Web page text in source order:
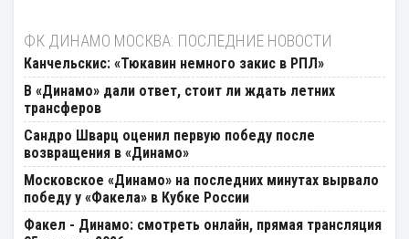
ФК ДИНАМО МОСКВА: ПОСЛЕДНИЕ НОВОСТИ
Канчельскис: «Тюкавин немного закис в РПЛ»
В «Динамо» дали ответ, стоит ли ждать летних
трансферов
Сандро Шварц оценил первую победу после
возвращения в «Динамо»
Московское «Динамо» на последних минутах вырвало
победу у «Факела» в Кубке России
Факел - Динамо: смотреть онлайн, прямая трансляция